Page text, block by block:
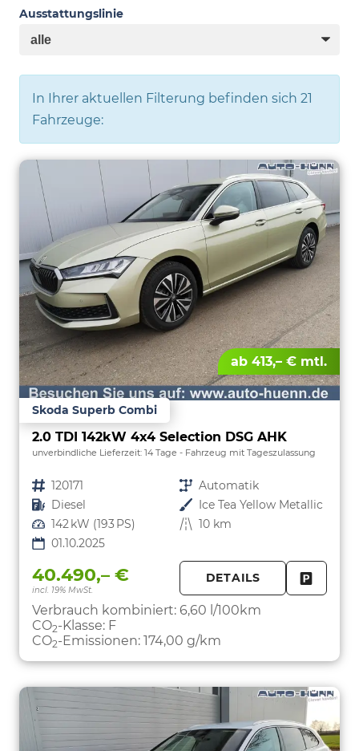
Ausstattungslinie
In Ihrer aktuellen Filterung befinden sich 21
Fahrzeuge:
ab 413,– € mtl.
Skoda Superb Combi
2.0 TDI 142kW 4x4 Selection DSG AHK
unverbindliche Lieferzeit: 14 Tage Fahrzeug mit Tageszulassung
Fahrzeugnr. 120171 Getriebe Automatik
Kraftstoff Diesel Außenfarbe Ice Tea Yellow Metallic
Leistung 142 kW (193 PS) Kilometerstand 10 km
01.10.2025
40.490,– €
incl. 19% MwSt.
DETAILS
Verbrauch kombiniert: 6,60 l/100km
CO2-Klasse: F
CO2-Emissionen: 174,00 g/km